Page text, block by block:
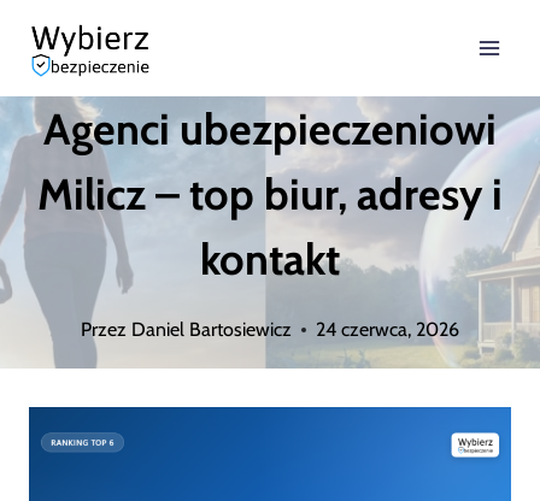
Przejdź
treściAgenci ubezpieczeniowi
Milicz – top biur, adresy i
kontakt
Przez Daniel Bartosiewicz 24 czerwca, 2026